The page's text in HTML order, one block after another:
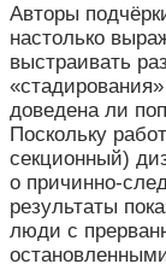
Авторы
настолько
выстраивать
доведена ли
Поскольку
секционный)
о причинно-
результаты
люди с